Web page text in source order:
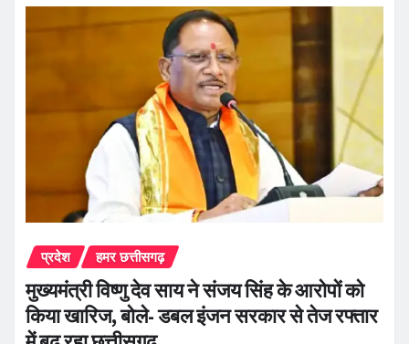
प्रदेश हमर छत्तीसगढ़
मुख्यमंत्री विष्णु देव साय ने संजय सिंह के आरोपों को
किया खारिज, बोले- डबल इंजन सरकार से तेज रफ्तार